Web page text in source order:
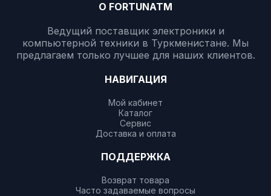
О FORTUNATM
Ведущий поставщик электроники и
компьютерной техники в Туркменистане. Мы
предлагаем только лучшее для наших клиентов.
НАВИГАЦИЯ
Мой кабинет
Каталог
Сервис
Доставка и оплата
ПОДДЕРЖКА
Возврат товара
Часто задаваемые вопросы